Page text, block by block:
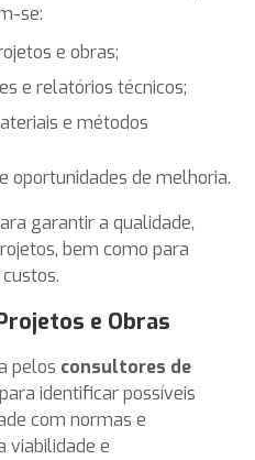
se:
e obras;
e relatórios técnicos;
oportunidades de melhoria.
garantir a qualidade,
bem como para
e Obras
pelos consultores de
identificar possíveis
com normas e
viabilidade e